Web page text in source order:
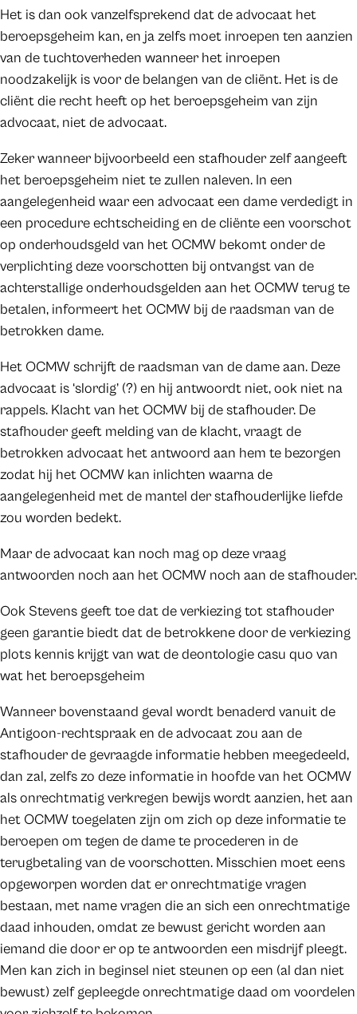
Het is dan ook vanzelfsprekend dat de advocaat het
beroepsgeheim kan, en ja zelfs moet inroepen ten aanzien
van de tuchtoverheden wanneer het inroepen
noodzakelijk is voor de belangen van de cliënt. Het is de
cliënt die recht heeft op het beroepsgeheim van zijn
advocaat, niet de advocaat.
Zeker wanneer bijvoorbeeld een stafhouder zelf aangeeft
het beroepsgeheim niet te zullen naleven. In een
aangelegenheid waar een advocaat een dame verdedigt in
een procedure echtscheiding en de cliënte een voorschot
op onderhoudsgeld van het OCMW bekomt onder de
verplichting deze voorschotten bij ontvangst van de
achterstallige onderhoudsgelden aan het OCMW terug te
betalen, informeert het OCMW bij de raadsman van de
betrokken dame.
Het OCMW schrijft de raadsman van de dame aan. Deze
advocaat is ‘slordig’ (?) en hij antwoordt niet, ook niet na
rappels. Klacht van het OCMW bij de stafhouder. De
stafhouder geeft melding van de klacht, vraagt de
betrokken advocaat het antwoord aan hem te bezorgen
zodat hij het OCMW kan inlichten waarna de
aangelegenheid met de mantel der stafhouderlijke liefde
zou worden bedekt.
Maar de advocaat kan noch mag op deze vraag
antwoorden noch aan het OCMW noch aan de stafhouder.
Ook Stevens geeft toe dat de verkiezing tot stafhouder
geen garantie biedt dat de betrokkene door de verkiezing
plots kennis krijgt van wat de deontologie casu quo van
wat het beroepsgeheim
Wanneer bovenstaand geval wordt benaderd vanuit de
Antigoon-rechtspraak en de advocaat zou aan de
stafhouder de gevraagde informatie hebben meegedeeld,
dan zal, zelfs zo deze informatie in hoofde van het OCMW
als onrechtmatig verkregen bewijs wordt aanzien, het aan
het OCMW toegelaten zijn om zich op deze informatie te
beroepen om tegen de dame te procederen in de
terugbetaling van de voorschotten. Misschien moet eens
opgeworpen worden dat er onrechtmatige vragen
bestaan, met name vragen die an sich een onrechtmatige
daad inhouden, omdat ze bewust gericht worden aan
iemand die door er op te antwoorden een misdrijf pleegt.
Men kan zich in beginsel niet steunen op een (al dan niet
bewust) zelf gepleegde onrechtmatige daad om voordelen